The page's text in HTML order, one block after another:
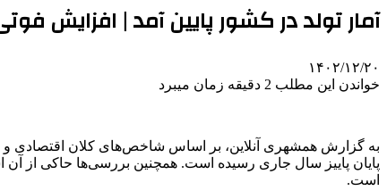
آمار تولد در کشور پایین آمد | افزایش
۱۴۰۲/۱۲/۲۰
خواندن این مطلب 2 دقیقه زمان میبرد
است.